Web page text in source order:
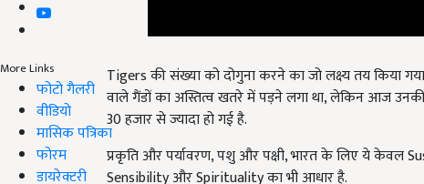
More Links
फोटो गैलरी
वीडियो
मासिक पत्रिका
फोरम
डायरेक्टरी
वाले गैंडों का अस्तित्व खतरे में पड़ने लगा था, लेकिन आज उनकी
30 हजार से ज्यादा हो गई है.
प्रकृति और पर्यावरण, पशु और पक्षी, भारत के लिए ये केवल
Sensibility और Spirituality का भी आधार है.